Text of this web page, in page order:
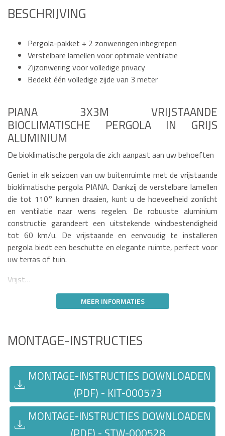
BESCHRIJVING
Pergola-pakket + 2 zonweringen inbegrepen
Verstelbare lamellen voor optimale ventilatie
Zijzonwering voor volledige privacy
Bedekt één volledige zijde van 3 meter
PIANA 3X3M VRIJSTAANDE
BIOCLIMATISCHE PERGOLA IN GRIJS
ALUMINIUM
De bioklimatische pergola die zich aanpast aan uw behoeften
Geniet in elk seizoen van uw buitenruimte met de vrijstaande
bioklimatische pergola PIANA. Dankzij de verstelbare lamellen
die tot 110° kunnen draaien, kunt u de hoeveelheid zonlicht
en ventilatie naar wens regelen. De robuuste aluminium
constructie garandeert een uitstekende windbestendigheid
tot 60 km/u. De vrijstaande en eenvoudig te installeren
pergola biedt een beschutte en elegante ruimte, perfect voor
uw terras of tuin.
Vrijst…
MEER INFORMATIES
MONTAGE-INSTRUCTIES
MONTAGE-INSTRUCTIES DOWNLOADEN
(PDF) - KIT-000573
MONTAGE-INSTRUCTIES DOWNLOADEN